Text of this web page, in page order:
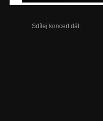
Sdílej koncert dál: